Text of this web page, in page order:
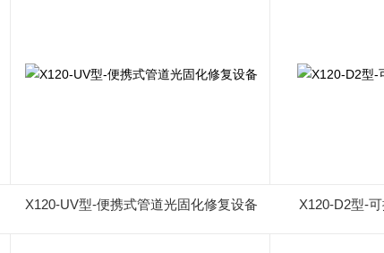
X120-UV型-便携式管道光固化修复设备 X120-D2型-